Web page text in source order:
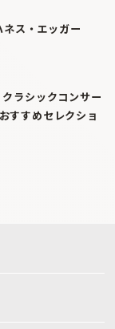
ス・エッガー
ラシックコンサー
すすめセレクショ